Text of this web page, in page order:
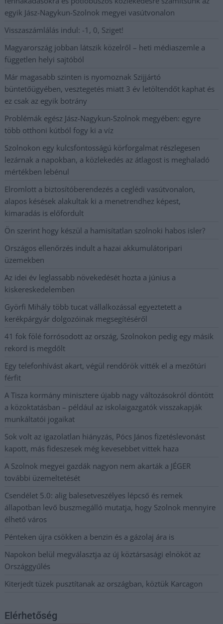
egyik Jász-Nagykun-Szolnok megyei vasútvonalon
Visszaszámlálás indul: -1, 0, Sziget!
Magyarország jobban látszik közelről – heti médiaszemle a
független helyi sajtóból
Már magasabb szinten is nyomoznak Szijjártó
büntetőügyében, vesztegetés miatt 3 év letöltendőt kaphat és
ez csak az egyik botrány
Problémák egész Jász-Nagykun-Szolnok megyében: egyre
több otthoni kútból fogy ki a víz
Szolnokon egy kulcsfontosságú körforgalmat részlegesen
lezárnak a napokban, a közlekedés az átlagost is meghaladó
mértékben lebénul
Elromlott a biztosítóberendezés a ceglédi vasútvonalon,
alapos késések alakultak ki a menetrendhez képest,
kimaradás is előfordult
Ön szerint hogy készül a hamisítatlan szolnoki habos isler?
Országos ellenőrzés indult a hazai akkumulátoripari
üzemekben
Az idei év leglassabb növekedését hozta a június a
kiskereskedelemben
Györfi Mihály több tucat vállalkozással egyeztetett a
kerékpárgyár dolgozóinak megsegítéséről
41 fok fölé forrósodott az ország, Szolnokon pedig egy másik
rekord is megdőlt
Egy telefonhívást akart, végül rendőrök vitték el a mezőtúri
férfit
A Tisza kormány minisztere újabb nagy változásokról döntött
a közoktatásban – például az iskolaigazgatók visszakapják
munkáltatói jogaikat
Sok volt az igazolatlan hiányzás, Pócs János fizetéslevonást
kapott, más fideszesek még kevesebbet vittek haza
A Szolnok megyei gazdák nagyon nem akarták a JÉGER
további üzemeltetését
Csendélet 5.0: alig balesetveszélyes lépcső és remek
állapotban levő buszmegálló mutatja, hogy Szolnok mennyire
élhető város
Pénteken újra csökken a benzin és a gázolaj ára is
Napokon belül megválasztja az új köztársasági elnököt az
Országgyűlés
Kiterjedt tüzek pusztítanak az országban, köztük Karcagon
Elérhetőség